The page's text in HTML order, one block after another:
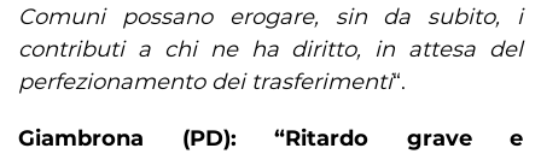
Comuni possano erogare, sin da subito, i
contributi a chi ne ha diritto, in attesa del
perfezionamento dei trasferimenti“.
Giambrona (PD): “Ritardo grave e